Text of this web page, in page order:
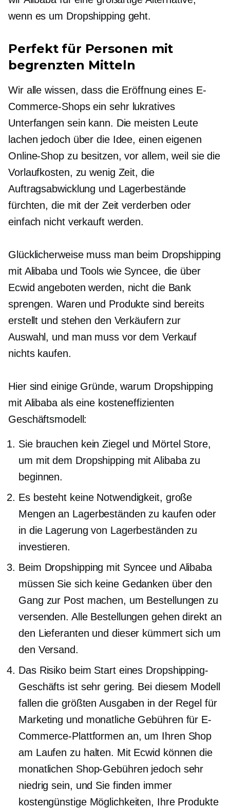
wenn es um Dropshipping geht.
Perfekt für Personen mit
begrenzten Mitteln
Wir alle wissen, dass die Eröffnung eines E-
Commerce-Shops ein sehr lukratives
Unterfangen sein kann. Die meisten Leute
lachen jedoch über die Idee, einen eigenen
Online-Shop zu besitzen, vor allem, weil sie die
Vorlaufkosten, zu wenig Zeit, die
Auftragsabwicklung und Lagerbestände
fürchten, die mit der Zeit verderben oder
einfach nicht verkauft werden.
Glücklicherweise muss man beim Dropshipping
mit Alibaba und Tools wie Syncee, die über
Ecwid angeboten werden, nicht die Bank
sprengen. Waren und Produkte sind bereits
erstellt und stehen den Verkäufern zur
Auswahl, und man muss vor dem Verkauf
nichts kaufen.
Hier sind einige Gründe, warum Dropshipping
mit Alibaba als eine kosteneffizienten
Geschäftsmodell:
Sie brauchen keinZiegel und Mörtel Store,
um mit dem Dropshipping mit Alibaba zu
beginnen.
Es besteht keine Notwendigkeit, große
Mengen an Lagerbeständen zu kaufen oder
in die Lagerung von Lagerbeständen zu
investieren.
Beim Dropshipping mit Syncee und Alibaba
müssen Sie sich keine Gedanken über den
Gang zur Post machen, um Bestellungen zu
versenden. Alle Bestellungen gehen direkt an
den Lieferanten und dieser kümmert sich um
den Versand.
Das Risiko beim Start eines Dropshipping-
Geschäfts ist sehr gering. Bei diesem Modell
fallen die größten Ausgaben in der Regel für
Marketing und monatliche Gebühren für E-
Commerce-Plattformen an, um Ihren Shop
am Laufen zu halten. Mit Ecwid können die
monatlichen Shop-Gebühren jedoch sehr
niedrig sein, und Sie finden immer
kostengünstige Möglichkeiten, Ihre Produkte